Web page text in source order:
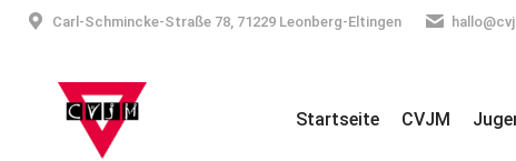
Carl-Schmincke-Straße 78, 71229 Leonberg-Eltingen
Startseite CVJM